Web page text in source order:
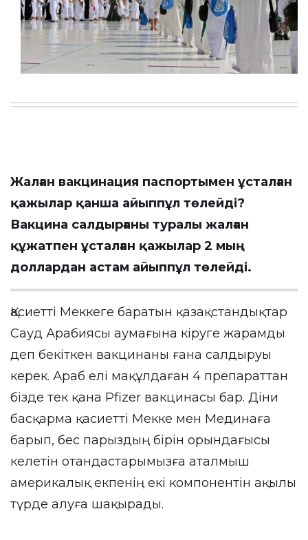
Жалған вакцинация паспортымен ұсталған
қажылар қанша айыппұл төлейді?
Вакцина салдырғаны туралы жалған
құжатпен ұсталған қажылар 2 мың
доллардан астам айыппұл төлейді.
Қасиетті Меккеге баратын қазақстандықтар
Сауд Арабиясы аумағына кіруге жарамды
деп бекіткен вакцинаны ғана салдыруы
керек. Араб елі мақұлдаған 4 препараттан
бізде тек қана Pfizer вакцинасы бар. Діни
басқарма қасиетті Мекке мен Мединаға
барып, бес парыздың бірін орындағысы
келетін отандастарымызға аталмыш
америкалық екпенің екі компонентін ақылы
түрде алуға шақырады.